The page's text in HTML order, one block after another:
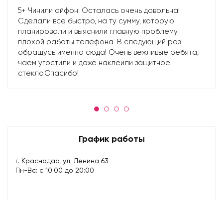
5+ Чинили айфон. Осталась очень довольна!
Сделали все быстро, на ту сумму, которую
планировали и выяснили главную проблему
плохой работы телефона. В следующий раз
обращусь именно сюда! Очень вежливые ребята,
чаем угостили и даже наклеили защитное
стекло.Спасибо!
График работы
г. Краснодар, ул. Ленина 63
Пн-Вс: с 10:00 до 20:00